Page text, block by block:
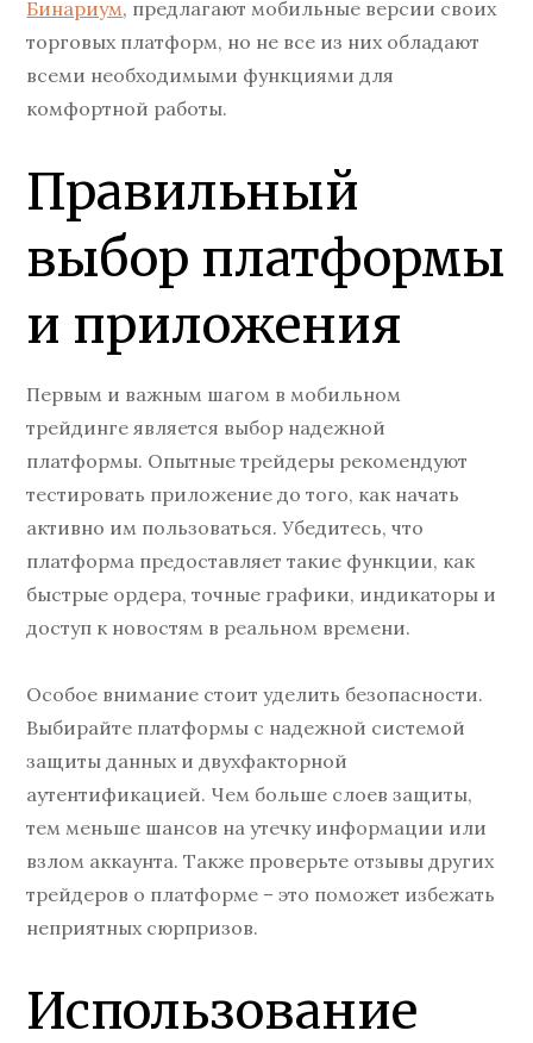
Бинариум, предлагают мобильные версии своих
торговых платформ, но не все из них обладают
всеми необходимыми функциями для
комфортной работы.
Правильный
выбор платформы
и приложения
Первым и важным шагом в мобильном
трейдинге является выбор надежной
платформы. Опытные трейдеры рекомендуют
тестировать приложение до того, как начать
активно им пользоваться. Убедитесь, что
платформа предоставляет такие функции, как
быстрые ордера, точные графики, индикаторы и
доступ к новостям в реальном времени.
Особое внимание стоит уделить безопасности.
Выбирайте платформы с надежной системой
защиты данных и двухфакторной
аутентификацией. Чем больше слоев защиты,
тем меньше шансов на утечку информации или
взлом аккаунта. Также проверьте отзывы других
трейдеров о платформе – это поможет избежать
неприятных сюрпризов.
Использование